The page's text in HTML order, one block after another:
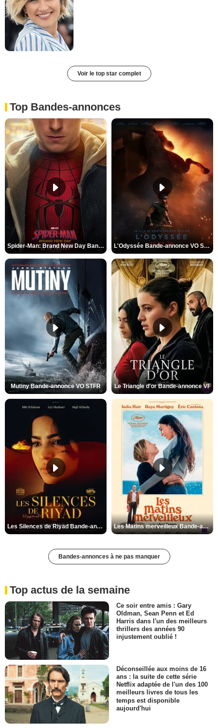
Voir le top star complet
Top Bandes-annonces
Spider-Man: Brand New Day Bande-annonce VO STFR L'Odyssée Bande-annonce VO STFR
Mutiny Bande-annonce VO STFR Le Triangle d'or Bande-annonce VF
Les Silences de Riyad Bande-annonce VO STFR Les Matins merveilleux Bande-annonce VF
Bandes-annonces à ne pas manquer
Top actus de la semaine
Ce soir entre amis : Gary
Oldman, Sean Penn et Ed
Harris dans l'un des meilleurs
thrillers des années 90
injustement oublié !
Déconseillée aux moins de 16
ans : la suite de cette série
Netflix adaptée de l'un des 100
meilleurs livres de tous les
temps est disponible
aujourd'hui